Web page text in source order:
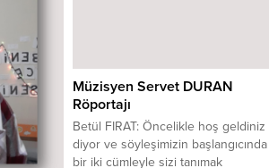
çok
onlara
itibaren en...
Müzisyen Servet DURAN
Röportajı
Betül FIRAT: Öncelikle hoş geldiniz
diyor ve söyleşimizin başlangıcında
bir iki cümleyle sizi tanımak